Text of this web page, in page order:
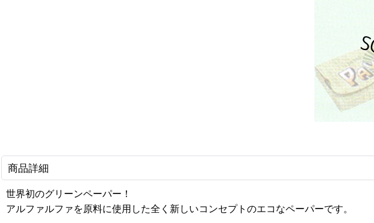
商品詳細
世界初のグリーンペーパー！
アルファルファを原料に使用した全く新しいコンセプトのエコなペーパーです。